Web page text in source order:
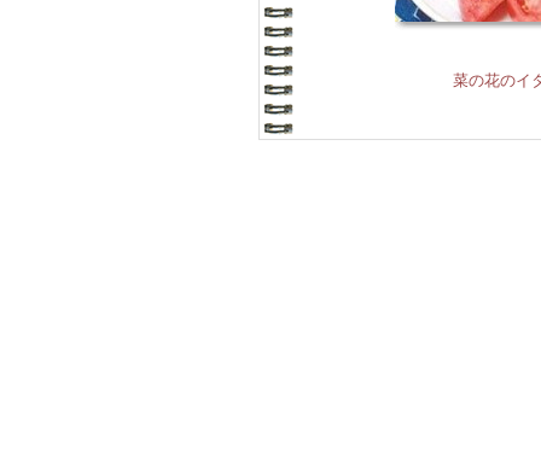
菜の花のイ